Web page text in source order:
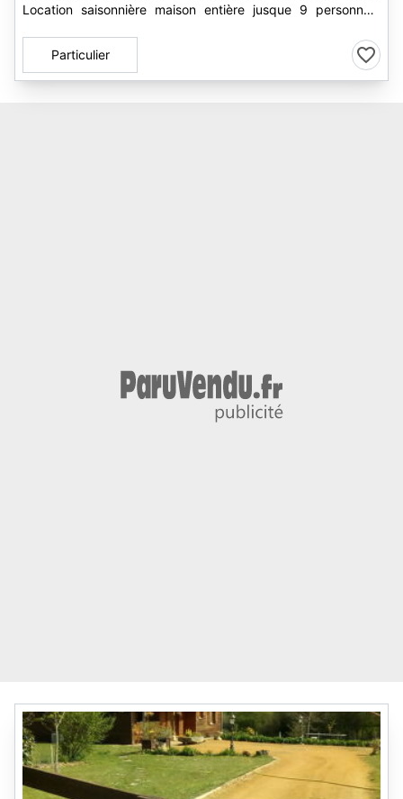
Location saisonnière maison entière jusque 9 personnes.
Particulier